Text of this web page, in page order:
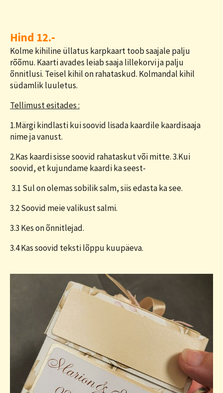
Hind 12.-
Kolme kihiline üllatus karpkaart toob saajale palju
rõõmu. Kaarti avades leiab saaja lillekorvi ja palju
õnnitlusi. Teisel kihil on rahataskud. Kolmandal kihil
südamlik luuletus.
Tellimust esitades :
1.Märgi kindlasti kui soovid lisada kaardile kaardisaaja
nime ja vanust.
2.Kas kaardi sisse soovid rahataskut või mitte. 3.Kui
soovid, et kujundame kaardi ka seest-
3.1 Sul on olemas sobilik salm, siis edasta ka see.
3.2 Soovid meie valikust salmi.
3.3 Kes on õnnitlejad.
3.4 Kas soovid teksti lõppu kuupäeva.